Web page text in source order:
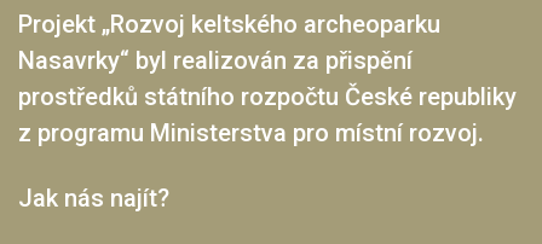
Projekt „Rozvoj keltského archeoparku
Nasavrky“ byl realizován za přispění
prostředků státního rozpočtu České republiky
z programu Ministerstva pro místní rozvoj.
Jak nás najít?